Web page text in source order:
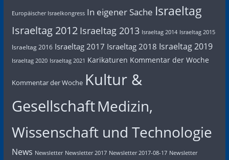
Europäischer Israelkongress In eigener Sache Israeltag
Israeltag 2012 Israeltag 2013 Israeltag 2014 Israeltag 2015
Israeltag 2016 Israeltag 2017 Israeltag 2018 Israeltag 2019
Israeltag 2020 Israeltag 2021 Karikaturen Kommentar der Woche
Kommentar der Woche Kultur &
GesellschaftMedizin,
Wissenschaft und Technologie
News Newsletter Newsletter 2017 Newsletter 2017-08-17 Newsletter